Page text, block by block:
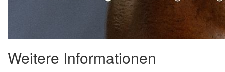
Weitere Informationen